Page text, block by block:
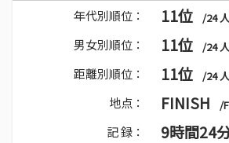
年代別順位： 11位 /24
男女別順位： 11位 /24
距離別順位： 11位 /24
地点： FINISH /
記 録： 9時間24